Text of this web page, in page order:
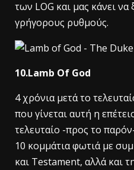
των LOG και μας κάνει
γρήγορους ρυθμούς.
10.Lamb Of God
4 χρόνια μετά το
που γίνεται αυτή η
τελευταίο -προς το
10 κομμάτια φωτιά με
και Testament, αλλά και